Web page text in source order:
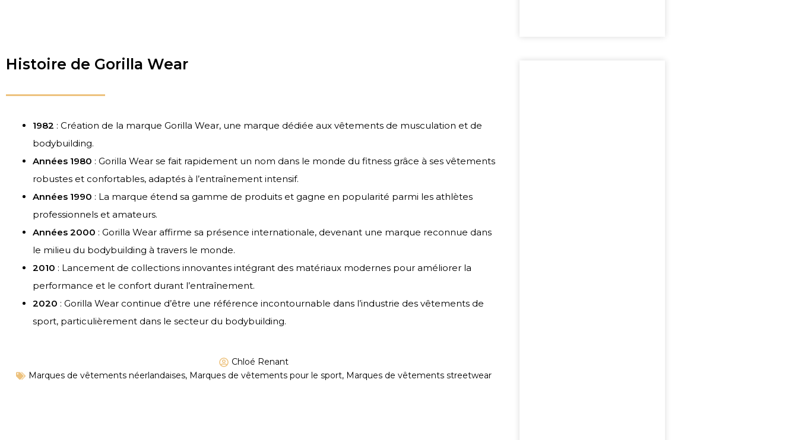
Histoire de Gorilla Wear
1982 : Création de la marque Gorilla Wear, une marque dédiée aux vêtements de musculation et de
bodybuilding.
Années 1980 : Gorilla Wear se fait rapidement un nom dans le monde du fitness grâce à ses vêtements
robustes et confortables, adaptés à l’entraînement intensif.
Années 1990 : La marque étend sa gamme de produits et gagne en popularité parmi les athlètes
professionnels et amateurs.
Années 2000 : Gorilla Wear affirme sa présence internationale, devenant une marque reconnue dans
le milieu du bodybuilding à travers le monde.
2010 : Lancement de collections innovantes intégrant des matériaux modernes pour améliorer la
performance et le confort durant l’entraînement.
2020 : Gorilla Wear continue d’être une référence incontournable dans l’industrie des vêtements de
sport, particulièrement dans le secteur du bodybuilding.
Chloé Renant
Marques de vêtements néerlandaises, Marques de vêtements pour le sport, Marques de vêtements streetwear